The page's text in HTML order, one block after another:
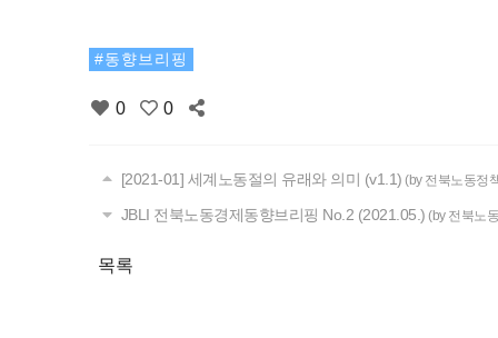
동향브리핑
0 0
[2021-01] 세계노동절의 유래와 의미 (v1.1) (by 전북노동정
JBLI 전북노동경제동향브리핑 No.2 (2021.05.) (by 전북노
목록